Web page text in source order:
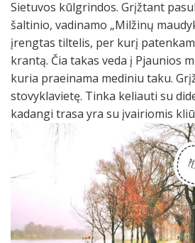
Sietuvos kūlgrindos. Grįžtant
šaltinio, vadinamo „Milžinų
įrengtas tiltelis, per kurį
krantą. Čia takas veda į Pjaunios
kuria praeinama mediniu taku.
stovyklavietę. Tinka keliauti su
kadangi trasa yra su įvairiomis